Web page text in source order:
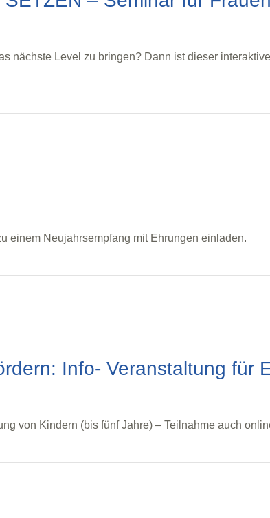
nächste Level zu bringen? Dann ist dieser
einem Neujahrsempfang mit Ehrungen einladen.
Info- Veranstaltung für
von Kindern (bis fünf Jahre) – Teilnahme auch